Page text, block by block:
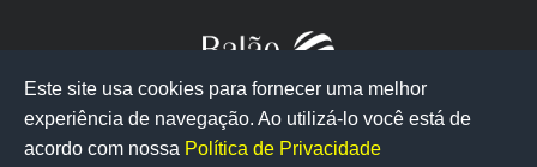
Este site usa cookies para fornecer uma melhor
experiência de navegação. Ao utilizá-lo você está de
acordo com nossa Política de Privacidade